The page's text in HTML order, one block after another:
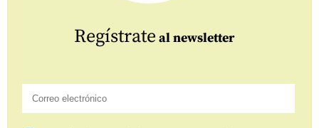
Regístrate al newsletter